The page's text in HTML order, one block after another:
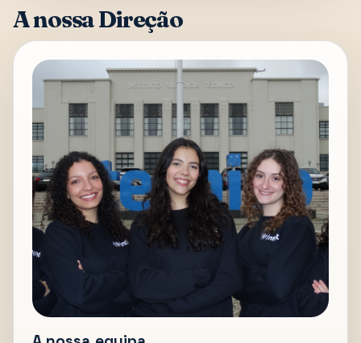
A nossa Direção